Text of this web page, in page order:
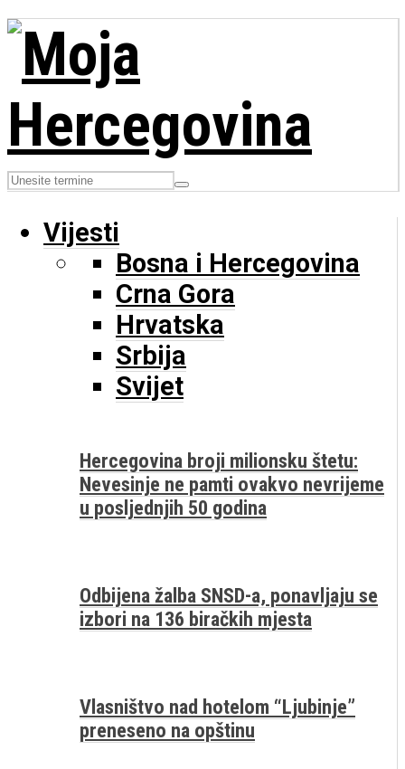
Vijesti
Bosna i Hercegovina
Crna Gora
Hrvatska
Srbija
Svijet
Hercegovina broji milionsku štetu:
Nevesinje ne pamti ovakvo nevrijeme
u posljednjih 50 godina
Odbijena žalba SNSD-a, ponavljaju se
izbori na 136 biračkih mjesta
Vlasništvo nad hotelom “Ljubinje”
preneseno na opštinu